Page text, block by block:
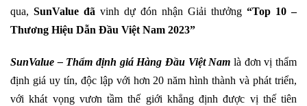
qua, SunValue đã vinh dự đón nhận Giải thưởng “Top 10 –
Thương Hiệu Dẫn Đầu Việt Nam 2023”
SunValue – Thẩm định giá Hàng Đầu Việt Nam là đơn vị thẩm
định giá uy tín, độc lập với hơn 20 năm hình thành và phát triển,
với khát vọng vươn tầm thế giới khẳng định được vị thế tiên